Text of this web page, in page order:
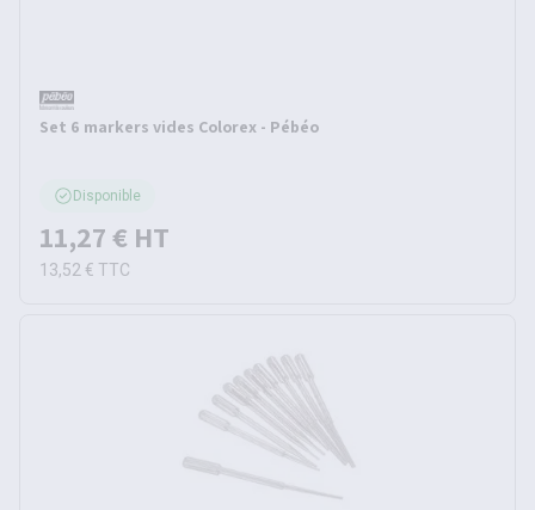
Set 6 markers vides Colorex - Pébéo
Disponible
11,27 € HT
13,52 € TTC